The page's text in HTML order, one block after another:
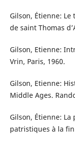
Gilson, Étienne:
de saint Thomas
Gilson, Etienne:
Vrin, Paris, 1960.
Gilson, Etienne:
Middle Ages.
Gilson, Étienne:
patristiques à la fin